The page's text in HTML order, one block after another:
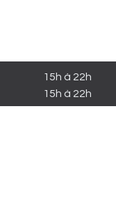
15h à 22h
15h à 22h